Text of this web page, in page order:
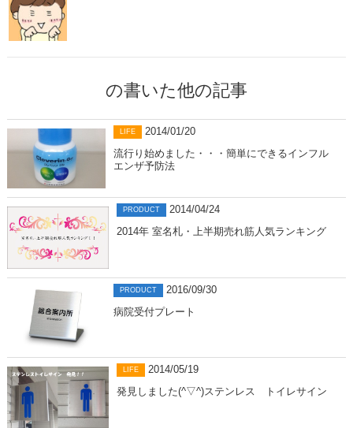
の書いた他の記事
LIFE
2014/01/20
流行り始めました・・・簡単にできるインフル
エンザ予防法
PRODUCT
2014/04/24
2014年 室名札・上半期売れ筋人気ランキング
PRODUCT
2016/09/30
病院受付プレート
LIFE
2014/05/19
発見しました(^▽^)ステンレス トイレサイン